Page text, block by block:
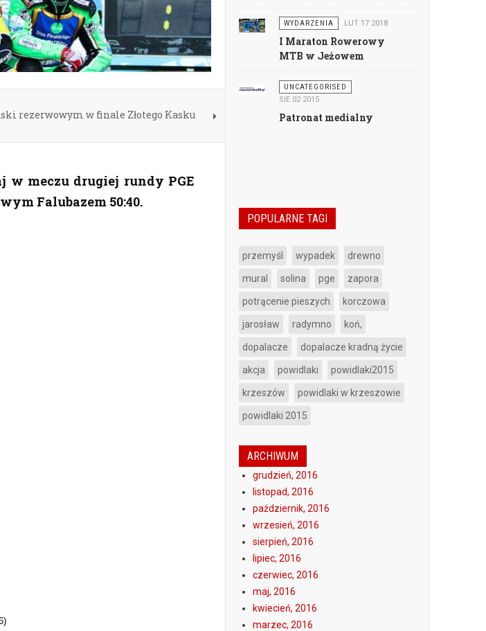
rezerwowym w finale Złotego Kasku
w meczu drugiej rundy PGE
Falubazem 50:40.
WYDARZENIA LUT 17 2018
I Maraton Rowerowy
MTB w Jeżowem
UNCATEGORISED
SIE 02 2015
Patronat medialny
POPULARNE TAGI
przemyśl wypadek drewno
mural solina pge zapora
potrącenie pieszych korczowa
jarosław radymno koń,
dopalacze dopalacze kradną życie
akcja powidlaki powidlaki2015
krzeszów powidlaki w krzeszowie
powidlaki 2015
ARCHIWUM
grudzień, 2016
listopad, 2016
październik, 2016
wrzesień, 2016
sierpień, 2016
lipiec, 2016
czerwiec, 2016
maj, 2016
kwiecień, 2016
marzec, 2016